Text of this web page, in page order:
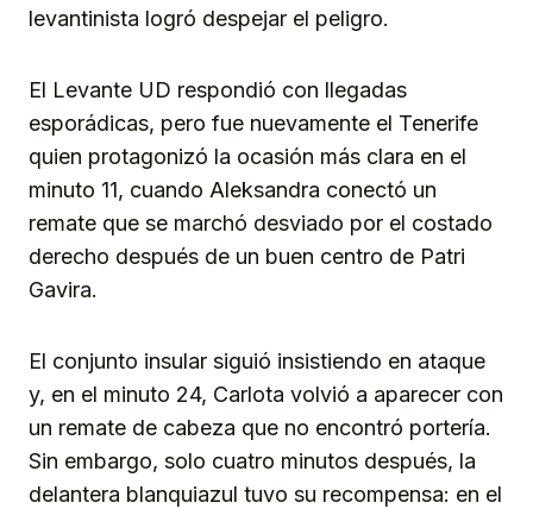
levantinista logró despejar el peligro.
El Levante UD respondió con llegadas
esporádicas, pero fue nuevamente el Tenerife
quien protagonizó la ocasión más clara en el
minuto 11, cuando Aleksandra conectó un
remate que se marchó desviado por el costado
derecho después de un buen centro de Patri
Gavira.
El conjunto insular siguió insistiendo en ataque
y, en el minuto 24, Carlota volvió a aparecer con
un remate de cabeza que no encontró portería.
Sin embargo, solo cuatro minutos después, la
delantera blanquiazul tuvo su recompensa: en el